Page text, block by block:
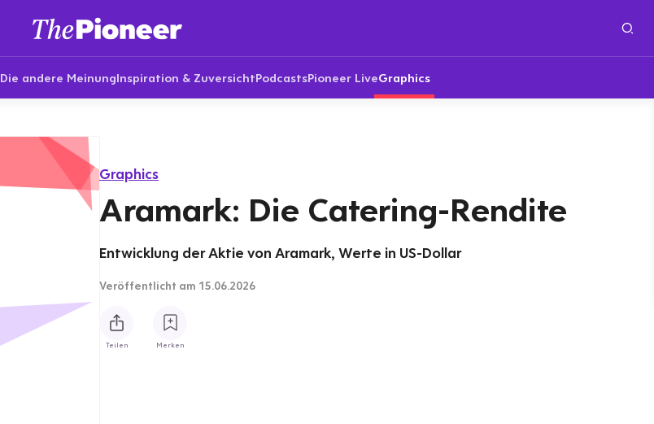
Die andere MeinungInspiration & ZuversichtPodcastsPioneer LiveGraphics
Graphics
Aramark: Die Catering-Rendite
Entwicklung der Aktie von Aramark, Werte in US-Dollar
Veröffentlicht am 15.06.2026
Teilen Merken